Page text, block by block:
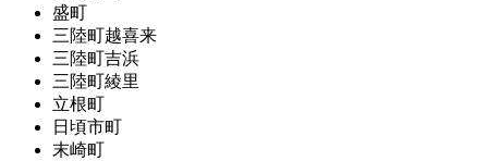
盛町
三陸町越喜来
三陸町吉浜
三陸町綾里
立根町
日頃市町
末崎町